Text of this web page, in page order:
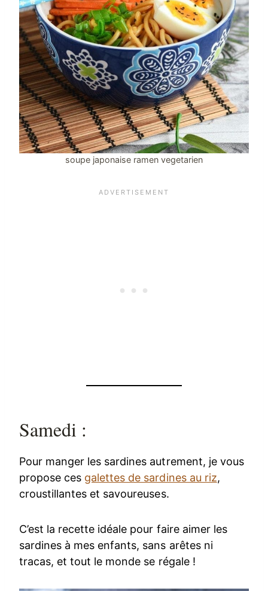
soupe japonaise ramen vegetarien
Samedi :
Pour manger les sardines autrement, je vous
propose ces galettes de sardines au riz,
croustillantes et savoureuses.
C’est la recette idéale pour faire aimer les
sardines à mes enfants, sans arêtes ni
tracas, et tout le monde se régale !